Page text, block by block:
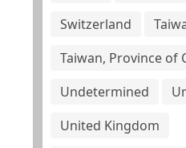
Switzerland
Taiwan, Province of
Undetermined
United Kingdom